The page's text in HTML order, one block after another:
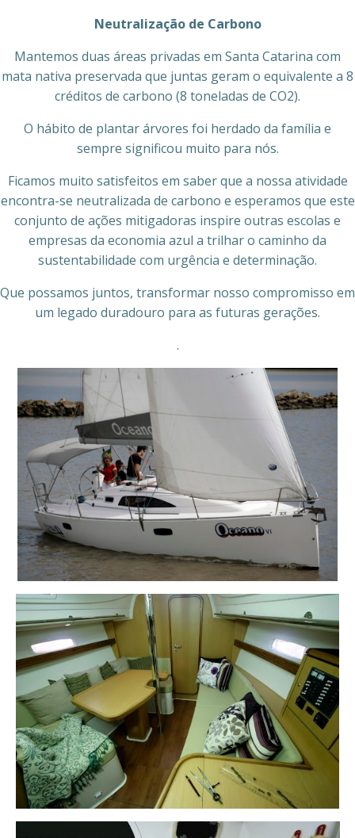
Neutralização de Carbono
Mantemos duas áreas privadas em Santa Catarina com
mata nativa preservada que juntas geram o equivalente a 8
créditos de carbono (8 toneladas de CO2).
O hábito de plantar árvores foi herdado da família e
sempre significou muito para nós.
Ficamos muito satisfeitos em saber que a nossa atividade
encontra-se neutralizada de carbono e esperamos que este
conjunto de ações mitigadoras inspire outras escolas e
empresas da economia azul a trilhar o caminho da
sustentabilidade com urgência e determinação.
Que possamos juntos, transformar nosso compromisso em
um legado duradouro para as futuras gerações.
.